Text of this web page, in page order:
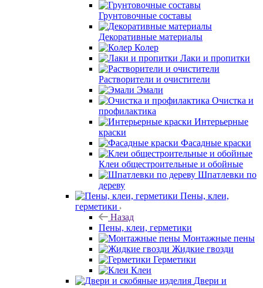
Грунтовочные составы
Декоративные материалы
Колер
Лаки и пропитки
Растворители и очистители
Эмали
Очистка и
профилактика
Интерьерные
краски
Фасадные краски
Клеи общестроительные и обойные
Шпатлевки по
дереву
Пены, клеи,
герметики
Назад
Пены, клеи, герметики
Монтажные пены
Жидкие гвозди
Герметики
Клеи
Двери и